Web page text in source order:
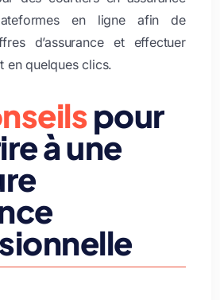
en ligne afin de
d’assurance et effectuer
en quelques clics.
pour
à une